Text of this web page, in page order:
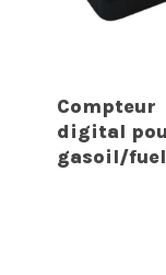
Compteur
digital
gasoil/fuel